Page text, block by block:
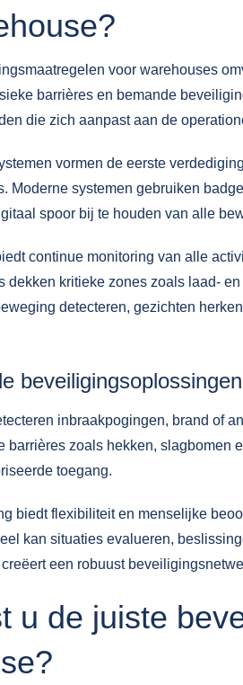
voor warehouses
barrières en bemande
die zich aanpast aan de
vormen de eerste
Moderne systemen gebruiken
spoor bij te houden van alle
continue monitoring van alle
dekken kritieke zones zoals laad-
detecteren, gezichten
beveiligingsoplossingen
inbraakpogingen, brand of
barrières zoals hekken, slagbomen
toegang.
biedt flexibiliteit en menselijke
kan situaties evalueren,
een robuust
u de juiste